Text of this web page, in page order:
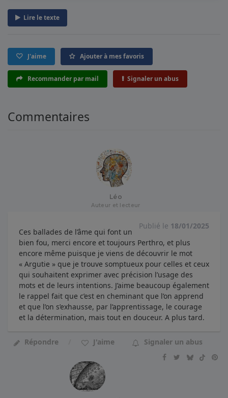
Lire le texte
J'aime Ajouter à mes favoris
Recommander par mail Signaler un abus
Commentaires
Léo
Auteur et lecteur
Publié le 18/01/2025
Ces ballades de l’âme qui font un
bien fou, merci encore et toujours Perthro, et plus
encore même puisque je viens de découvrir le mot
« Argutie » que je trouve somptueux pour celles et ceux
qui souhaitent exprimer avec précision l’usage des
mots et de leurs intentions. J’aime beaucoup également
le rappel fait que c’est en cheminant que l’on apprend
et que l’on s’exhausse, par l’apprentissage, le courage
et la détermination, mais tout en douceur. A plus tard.
Répondre J'aime Signaler un abus